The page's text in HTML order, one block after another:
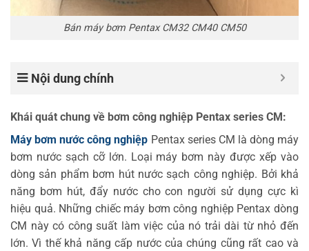
Bán máy bơm Pentax CM32 CM40 CM50
Nội dung chính
Khái quát chung về bơm công nghiệp Pentax series CM:
Máy bơm nước công nghiệp Pentax series CM là dòng máy
bơm nước sạch cỡ lớn. Loại máy bơm này được xếp vào
dòng sản phẩm bơm hút nước sạch công nghiệp. Bởi khả
năng bơm hút, đẩy nước cho con người sử dụng cực kì
hiệu quả. Những chiếc máy bơm công nghiệp Pentax dòng
CM này có công suất làm việc của nó trải dài từ nhỏ đến
lớn. Vì thế khả năng cấp nước của chúng cũng rất cao và